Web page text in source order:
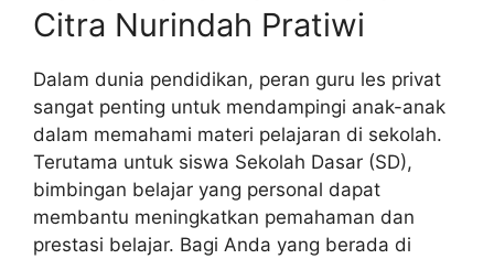
Citra Nurindah Pratiwi
Dalam dunia pendidikan, peran guru les privat
sangat penting untuk mendampingi anak-anak
dalam memahami materi pelajaran di sekolah.
Terutama untuk siswa Sekolah Dasar (SD),
bimbingan belajar yang personal dapat
membantu meningkatkan pemahaman dan
prestasi belajar. Bagi Anda yang berada di